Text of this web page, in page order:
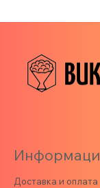
Доставка и оплата